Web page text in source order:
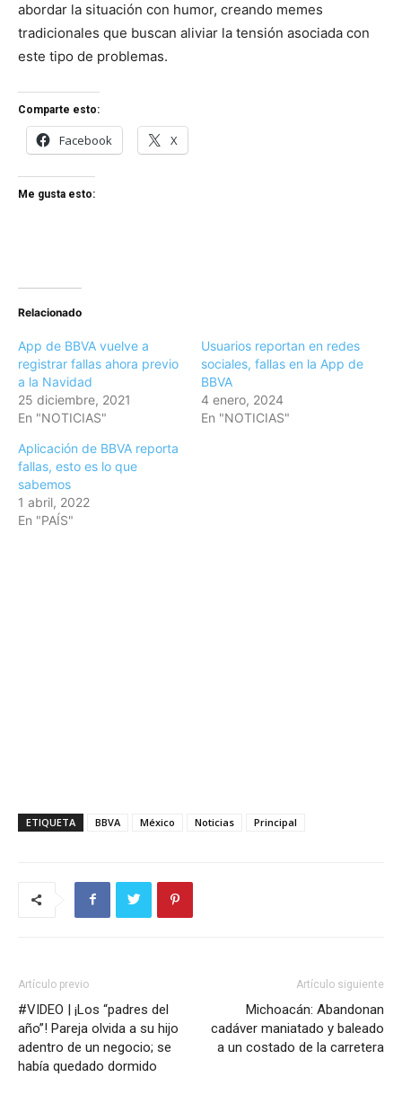
abordar la situación con humor, creando memes
tradicionales que buscan aliviar la tensión asociada con
este tipo de problemas.
Comparte esto:
Facebook X
Me gusta esto:
Relacionado
App de BBVA vuelve a
registrar fallas ahora previo
a la Navidad
25 diciembre, 2021
En "NOTICIAS"
Usuarios reportan en redes
sociales, fallas en la App de
BBVA
4 enero, 2024
En "NOTICIAS"
Aplicación de BBVA reporta
fallas, esto es lo que
sabemos
1 abril, 2022
En "PAÍS"
ETIQUETA BBVA México Noticias Principal
Artículo previo
#VIDEO | ¡Los “padres del
año”! Pareja olvida a su hijo
adentro de un negocio; se
había quedado dormido
Artículo siguiente
Michoacán: Abandonan
cadáver maniatado y baleado
a un costado de la carretera